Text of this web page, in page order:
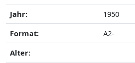
Jahr:
1950
Format:
A2-
Alter: